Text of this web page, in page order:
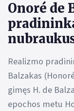
Onoré de
Realizmo
Balzakas
gimęs H. de
epochos metu